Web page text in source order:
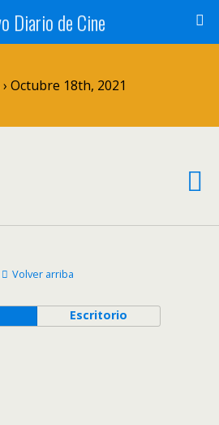
Diario de Cine
Octubre 18th, 2021
Volver arriba
Escritorio